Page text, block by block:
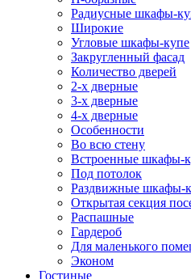
Радиусные шкафы-
Широкие
Угловые шкафы-купе
Закругленный фасад
Количество дверей
2-х дверные
3-х дверные
4-х дверные
Особенности
Во всю стену
Встроенные шкафы-
Под потолок
Раздвижные шкафы-
Открытая секция
Распашные
Гардероб
Для маленького
Эконом
Гостиные